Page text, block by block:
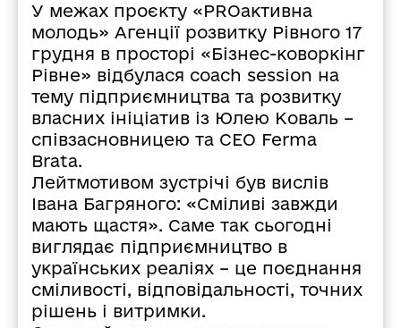
У межах проєкту «PROактивна
молодь» Агенції розвитку Рівного 17
грудня в просторі «Бізнес-коворкінг
Рівне» відбулася coach session на
тему підприємництва та розвитку
власних ініціатив із Юлею Коваль –
співзасновницею та СЕО Ferma
Brata.
Лейтмотивом зустрічі був вислів
Івана Багряного: «Сміливі завжди
мають щастя». Саме так сьогодні
виглядає підприємництво в
українських реаліях – це поєднання
сміливості, відповідальності, точних
рішень і витримки.